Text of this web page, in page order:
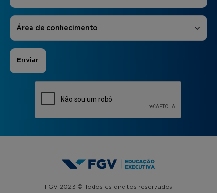
Áreas de Interesse
Área de conhecimento
FGV 2023 © Todos os direitos reservados